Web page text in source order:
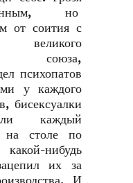
но
от соития с
великого
союза,
психопатов
у каждого
бисексуалки
каждый
на столе по
нибудь
их за